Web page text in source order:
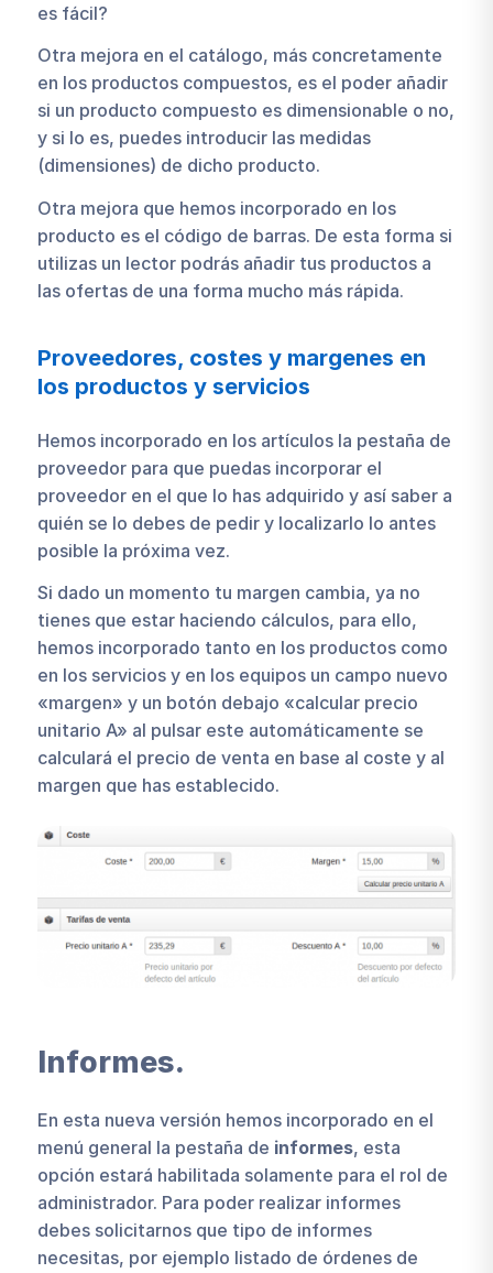
es fácil?
Otra mejora en el catálogo, más concretamente
en los productos compuestos, es el poder añadir
si un producto compuesto es dimensionable o no,
y si lo es, puedes introducir las medidas
(dimensiones) de dicho producto.
Otra mejora que hemos incorporado en los
producto es el código de barras. De esta forma si
utilizas un lector podrás añadir tus productos a
las ofertas de una forma mucho más rápida.
Proveedores, costes y margenes en
los productos y servicios
Hemos incorporado en los artículos la pestaña de
proveedor para que puedas incorporar el
proveedor en el que lo has adquirido y así saber a
quién se lo debes de pedir y localizarlo lo antes
posible la próxima vez.
Si dado un momento tu margen cambia, ya no
tienes que estar haciendo cálculos, para ello,
hemos incorporado tanto en los productos como
en los servicios y en los equipos un campo nuevo
«margen» y un botón debajo «calcular precio
unitario A» al pulsar este automáticamente se
calculará el precio de venta en base al coste y al
margen que has establecido.
Informes.
En esta nueva versión hemos incorporado en el
menú general la pestaña de informes, esta
opción estará habilitada solamente para el rol de
administrador. Para poder realizar informes
debes solicitarnos que tipo de informes
necesitas, por ejemplo listado de órdenes de